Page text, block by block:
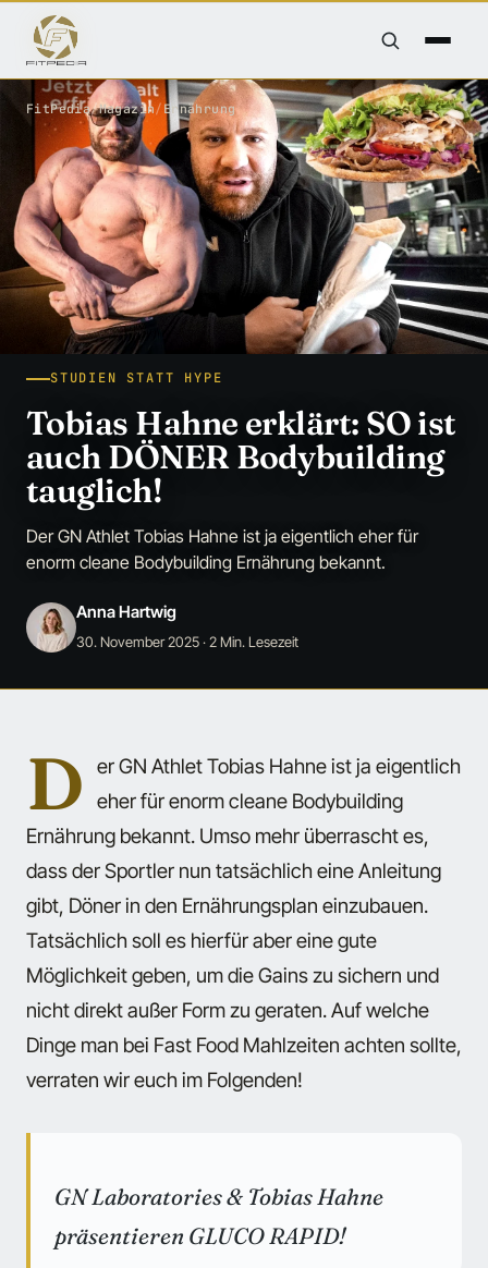
FitPedia/Magazin/ Ernährung
STUDIEN STATT HYPE
Tobias Hahne erklärt: SO ist
auch DÖNER Bodybuilding
tauglich!
Der GN Athlet Tobias Hahne ist ja eigentlich eher für
enorm cleane Bodybuilding Ernährung bekannt.
Anna Hartwig
30. November 2025· 2 Min. Lesezeit
D
er GN Athlet Tobias Hahne ist ja eigentlich
eher für enorm cleane Bodybuilding
Ernährung bekannt. Umso mehr überrascht es,
dass der Sportler nun tatsächlich eine Anleitung
gibt, Döner in den Ernährungsplan einzubauen.
Tatsächlich soll es hierfür aber eine gute
Möglichkeit geben, um die Gains zu sichern und
nicht direkt außer Form zu geraten. Auf welche
Dinge man bei Fast Food Mahlzeiten achten sollte,
verraten wir euch im Folgenden!
GN Laboratories & Tobias Hahne
präsentieren GLUCO RAPID!